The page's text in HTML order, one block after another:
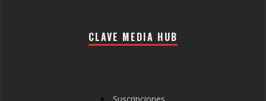
CLAVE MEDIA HUB